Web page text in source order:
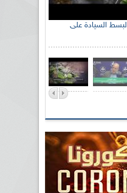
الإذاعة الجزائرية تحي الذكرى 59 لبسط السيادة على